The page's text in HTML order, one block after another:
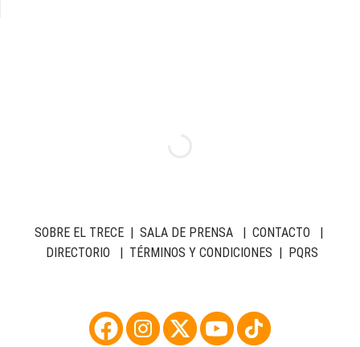
SOBRE EL TRECE| SALA DE PRENSA| CONTACTO
DIRECTORIO
TÉRMINOS Y CONDICIONES PQRS